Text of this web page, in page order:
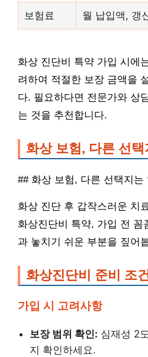
보험료 월 납입액, 갱
화상 진단비 특약 가입 시에
려하여 적절한 보장 금액을
다. 필요하다면 전문가와 상
는 것을 추천합니다.
화상 보험, 다른 선
## 화상 보험, 다른 선택지는
화상 진단 후 갑작스러운 치
화상진단비 특약, 가입 전 꼼
과 놓치기 쉬운 부분을 짚어
화상진단비 준비 조
가입 시 고려사항
보장 범위 확인: 심재성 2
지 확인하세요.